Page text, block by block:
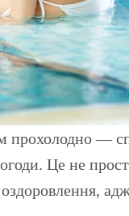
Це не